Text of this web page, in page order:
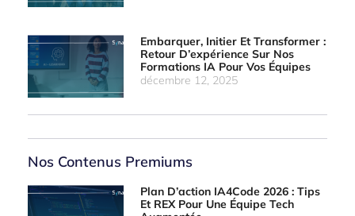
Embarquer, Initier Et Transformer :
Retour D’expérience Sur Nos
Formations IA Pour Vos Équipes
décembre 12, 2025
Nos Contenus Premiums
Plan D’action IA4Code 2026 : Tips
Et REX Pour Une Équipe Tech